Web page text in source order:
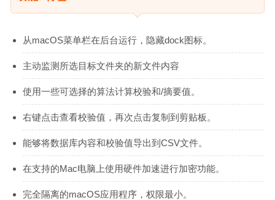
从macOS菜单栏在后台运行，隐藏dock图标。
主动监测所选目标文件夹的新文件内容
使用一些可选择的算法计算校验和/摘要值。
右键点击查看校验值，再次点击复制到剪贴板。
能够将数据库内容和校验值导出到CSV文件。
在支持的Mac电脑上使用硬件加速进行加密功能。
完全隔离的macOS应用程序，权限最小。